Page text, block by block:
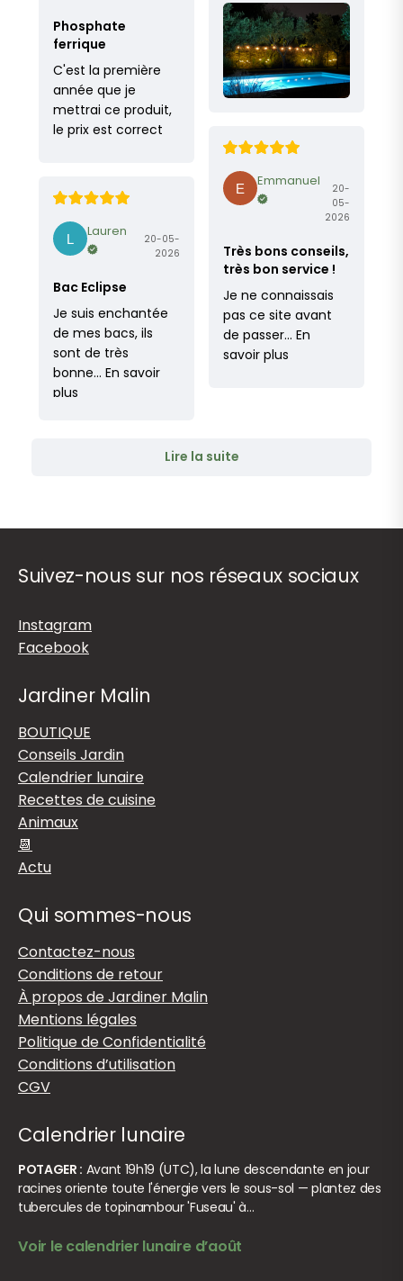
Phosphate
ferrique
C'est la première
année que je
mettrai ce produit,
le prix est correct
Emmanuel
20-
05-
2026
Très bons conseils,
très bon service !
Je ne connaissais
pas ce site avant
de passer… En
savoir plus
Lauren
20-05-
2026
Bac Eclipse
Je suis enchantée
de mes bacs, ils
sont de très
bonne… En savoir
plus
Lire la suite
Suivez-nous sur nos réseaux sociaux
Instagram
Facebook
Jardiner Malin
BOUTIQUE
Conseils Jardin
Calendrier lunaire
Recettes de cuisine
Animaux
📆
Actu
Qui sommes-nous
Contactez-nous
Conditions de retour
À propos de Jardiner Malin
Mentions légales
Politique de Confidentialité
Conditions d’utilisation
CGV
Calendrier lunaire
POTAGER : Avant 19h19 (UTC), la lune descendante en jour
racines oriente toute l'énergie vers le sous-sol — plantez des
tubercules de topinambour 'Fuseau' à…
Voir le calendrier lunaire d’août